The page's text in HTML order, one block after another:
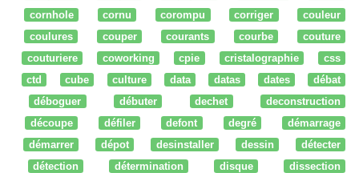
cornhole
cornu corompu corriger
couleur
coulures
couper courants courbe
couture
couturiere
coworking cpie cristalographie
css
ctd
cube culture data datas dates
débat
déboguer
débuter dechet
deconstruction
découpe
défiler defont degré
démarrage
démarrer
dépot desinstaller dessin
détecter
détection
détermination disque
dissection